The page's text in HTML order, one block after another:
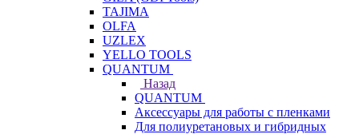
TAJIMA
OLFA
UZLEX
YELLO TOOLS
QUANTUM
Назад
QUANTUM
Аксессуары для работы с пленками
Для полиуретановых и гибридных